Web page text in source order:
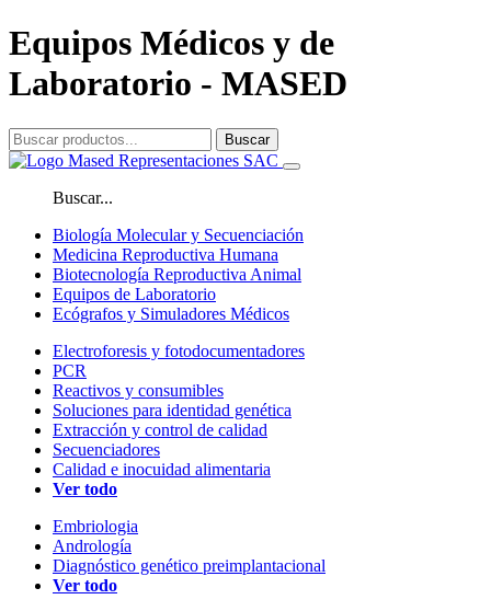
Equipos Médicos y de
Laboratorio - MASED
Buscar
Buscar...
Biología Molecular y Secuenciación
Medicina Reproductiva Humana
Biotecnología Reproductiva Animal
Equipos de Laboratorio
Ecógrafos y Simuladores Médicos
Electroforesis y fotodocumentadores
PCR
Reactivos y consumibles
Soluciones para identidad genética
Extracción y control de calidad
Secuenciadores
Calidad e inocuidad alimentaria
Ver todo
Embriologia
Andrología
Diagnóstico genético preimplantacional
Ver todo